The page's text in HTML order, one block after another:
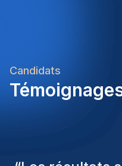
Candidats